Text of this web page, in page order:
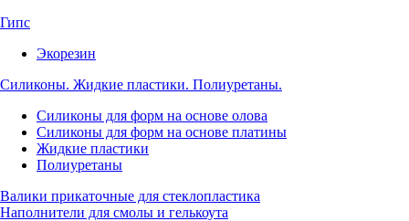
Гипс
Экорезин
Силиконы. Жидкие пластики. Полиуретаны.
Силиконы для форм на основе олова
Силиконы для форм на основе платины
Жидкие пластики
Полиуретаны
Валики прикаточные для стеклопластика
Наполнители для смолы и гелькоута